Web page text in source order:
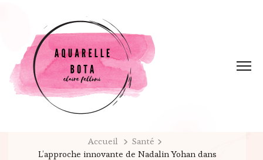
Accueil
Santé
L’approche innovante de Nadalin Yohan dans